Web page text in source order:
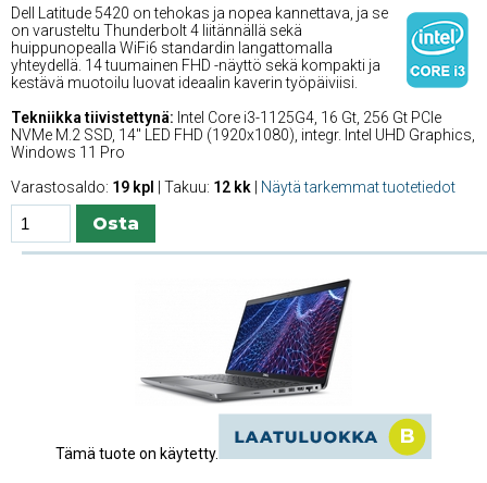
Dell Latitude 5420 on tehokas ja nopea kannettava, ja se
on varusteltu Thunderbolt 4 liitännällä sekä
huippunopealla WiFi6 standardin langattomalla
yhteydellä. 14 tuumainen FHD -näyttö sekä kompakti ja
kestävä muotoilu luovat ideaalin kaverin työpäiviisi.
Tekniikka tiivistettynä: Intel Core i3-1125G4, 16 Gt, 256 Gt PCIe
NVMe M.2 SSD, 14'' LED FHD (1920x1080), integr. Intel UHD Graphics,
Windows 11 Pro
Varastosaldo: 19 kpl | Takuu: 12 kk Näytä tarkemmat tuotetiedot
Tämä tuote on käytetty.